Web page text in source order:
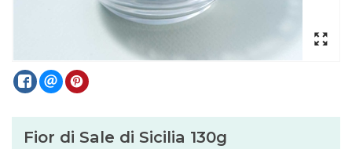
Fior di Sale di Sicilia 130g